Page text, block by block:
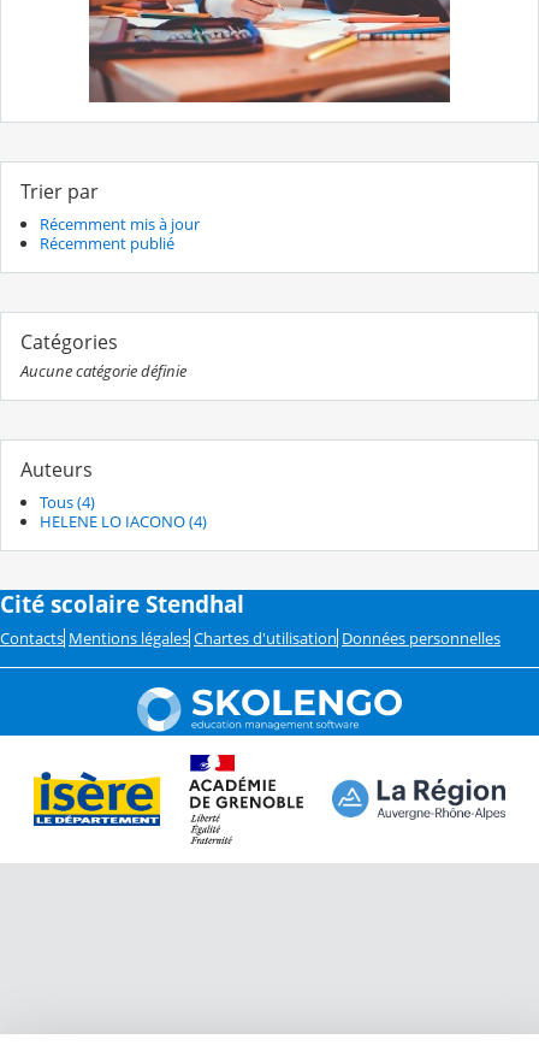
Trier par
Récemment mis à jour
Récemment publié
Catégories
Aucune catégorie définie
Auteurs
Tous (4)
HELENE LO IACONO (4)
Cité scolaire Stendhal
Contacts Mentions légales Chartes d'utilisation Données personnelles